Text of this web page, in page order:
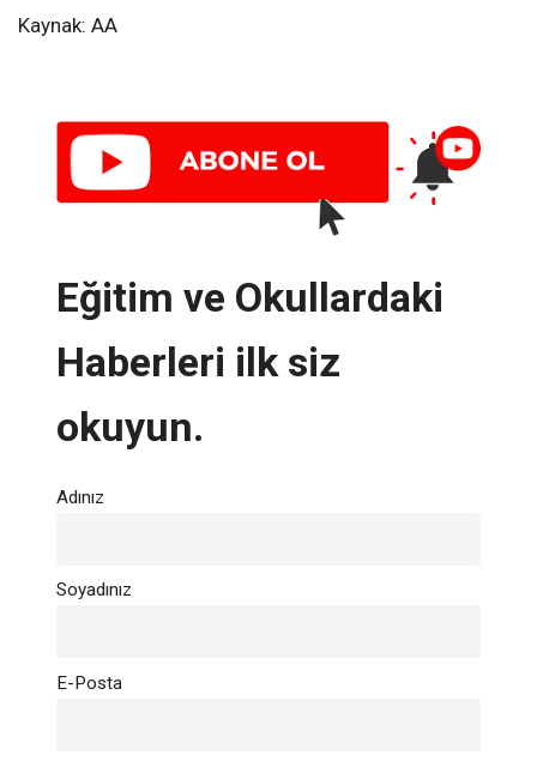
Kaynak: AA
Eğitim ve Okullardaki
Haberleri ilk siz
okuyun.
Adınız
Soyadınız
E-Posta